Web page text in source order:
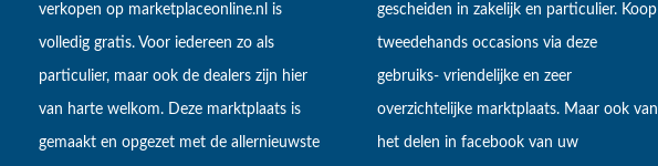
verkopen op marketplaceonline.nl is
volledig gratis. Voor iedereen zo als
particulier, maar ook de dealers zijn hier
van harte welkom. Deze marktplaats is
gemaakt en opgezet met de allernieuwste
gescheiden in zakelijk en particulier. Koop
tweedehands occasions via deze
gebruiks- vriendelijke en zeer
overzichtelijke marktplaats. Maar ook van
het delen in facebook van uw